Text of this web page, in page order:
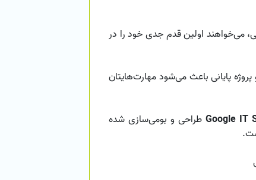
می‌خواهند اولین قدم جدی خود را در
پروژه پایانی باعث می‌شود مهارت‌هایتان
Google IT طراحی و بومی‌سازی شده